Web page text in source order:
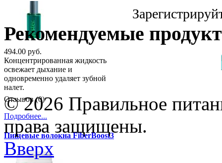
494.00 руб.
Концентрированная жидкость
освежает дыхание и
одновременно удаляет зубной
налет.
Отзывов (0)
Подробнее...
Пищевые волокна FiberBoost3
Рекомендуемые
© 2026 Правильное
права защищены.
Вверх